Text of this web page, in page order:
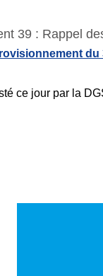
39 : Rappel
du
ce jour par la